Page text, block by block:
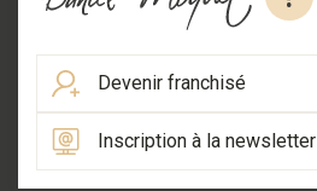
Devenir franchisé
Inscription à la newsletter